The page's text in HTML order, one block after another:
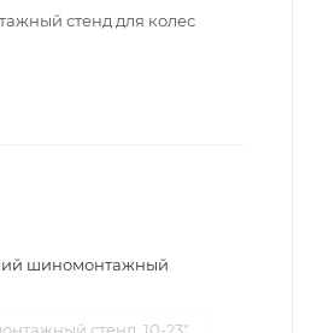
стенд для колес
шиномонтажный